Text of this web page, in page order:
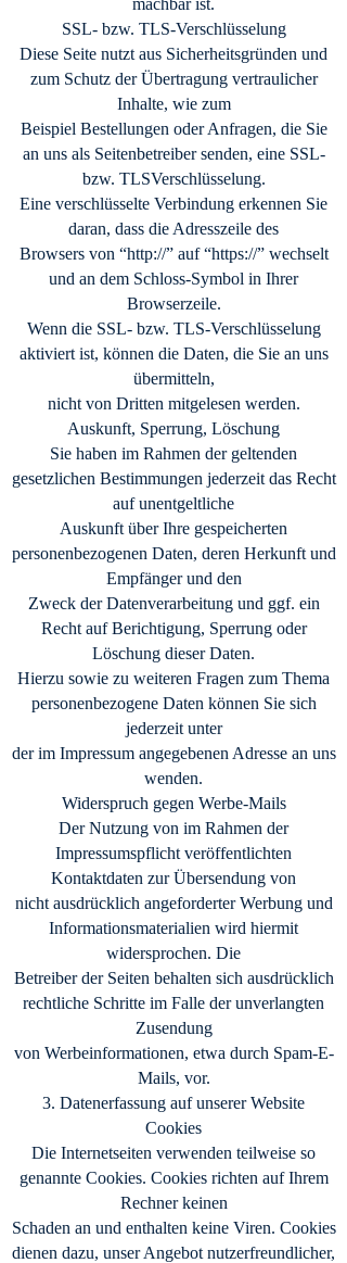
machbar ist.
SSL- bzw. TLS-Verschlüsselung
Diese Seite nutzt aus Sicherheitsgründen und
zum Schutz der Übertragung vertraulicher
Inhalte, wie zum
Beispiel Bestellungen oder Anfragen, die Sie
an uns als Seitenbetreiber senden, eine SSL-
bzw. TLSVerschlüsselung.
Eine verschlüsselte Verbindung erkennen Sie
daran, dass die Adresszeile des
Browsers von “http://” auf “https://” wechselt
und an dem Schloss-Symbol in Ihrer
Browserzeile.
Wenn die SSL- bzw. TLS-Verschlüsselung
aktiviert ist, können die Daten, die Sie an uns
übermitteln,
nicht von Dritten mitgelesen werden.
Auskunft, Sperrung, Löschung
Sie haben im Rahmen der geltenden
gesetzlichen Bestimmungen jederzeit das Recht
auf unentgeltliche
Auskunft über Ihre gespeicherten
personenbezogenen Daten, deren Herkunft und
Empfänger und den
Zweck der Datenverarbeitung und ggf. ein
Recht auf Berichtigung, Sperrung oder
Löschung dieser Daten.
Hierzu sowie zu weiteren Fragen zum Thema
personenbezogene Daten können Sie sich
jederzeit unter
der im Impressum angegebenen Adresse an uns
wenden.
Widerspruch gegen Werbe-Mails
Der Nutzung von im Rahmen der
Impressumspflicht veröffentlichten
Kontaktdaten zur Übersendung von
nicht ausdrücklich angeforderter Werbung und
Informationsmaterialien wird hiermit
widersprochen. Die
Betreiber der Seiten behalten sich ausdrücklich
rechtliche Schritte im Falle der unverlangten
Zusendung
von Werbeinformationen, etwa durch Spam-E-
Mails, vor.
3. Datenerfassung auf unserer Website
Cookies
Die Internetseiten verwenden teilweise so
genannte Cookies. Cookies richten auf Ihrem
Rechner keinen
Schaden an und enthalten keine Viren. Cookies
dienen dazu, unser Angebot nutzerfreundlicher,